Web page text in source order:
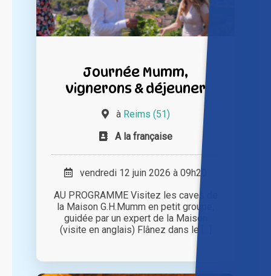
Journée Mumm,
vignerons & déjeuner
à Reims (51)
A la française
vendredi 12 juin 2026 à 09h20
AU PROGRAMME Visitez les caves de
la Maison G.H.Mumm en petit groupe,
guidée par un expert de la Maison
(visite en anglais) Flânez dans le [...]